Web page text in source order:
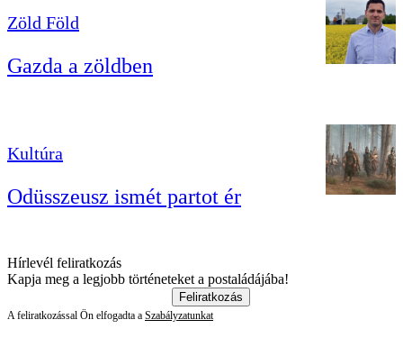
Zöld Föld
Gazda a zöldben
Kultúra
Odüsszeusz ismét partot ér
Hírlevél feliratkozás
Kapja meg a legjobb történeteket a postaládájába!
Feliratkozás
A feliratkozással Ön elfogadta a Szabályzatunkat